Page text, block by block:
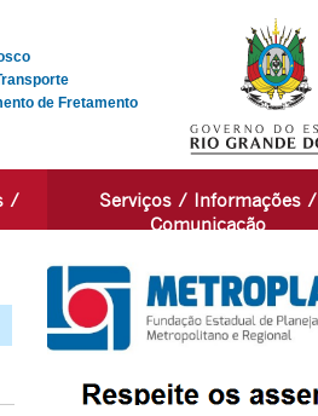
de Fretamento
/
Serviços / Informações /
Comunicação